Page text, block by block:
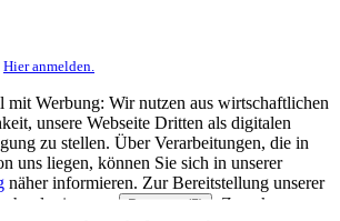
Hier anmelden.
Werbung: Wir nutzen aus wirtschaftlichen
unsere Webseite Dritten als digitalen
zu stellen. Über Verarbeitungen, die in
uns liegen, können Sie sich in unserer
näher informieren. Zur Bereitstellung unserer
von
Partnern (5)
. Zwecke: